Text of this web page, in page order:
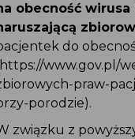
na obecność
naruszającą
pacjentek do
(https://www.gov.pl/
zbiorowych-praw-
przy-porodzie).
W związku z